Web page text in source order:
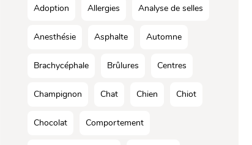
Adoption Allergies Analyse de selles
Anesthésie Asphalte Automne
Brachycéphale Brûlures Centres
Champignon Chat Chien Chiot
Chocolat Comportement